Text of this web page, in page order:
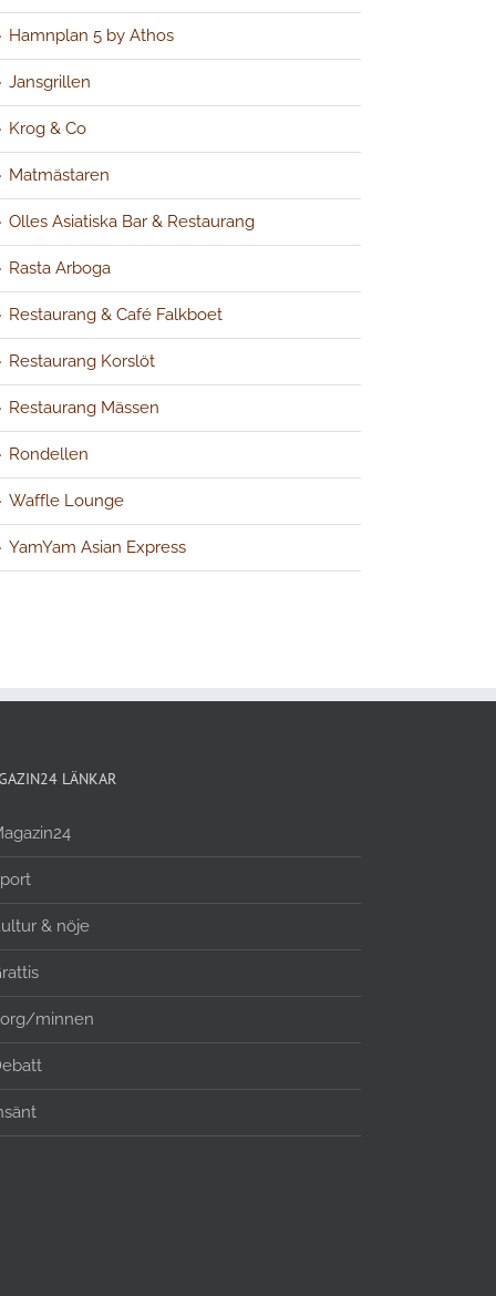
Hamnplan 5 by Athos
Jansgrillen
Krog & Co
Matmästaren
Olles Asiatiska Bar & Restaurang
Rasta Arboga
Restaurang & Café Falkboet
Restaurang Korslöt
Restaurang Mässen
Rondellen
Waffle Lounge
YamYam Asian Express
LÄNKAR
& nöje
minnen